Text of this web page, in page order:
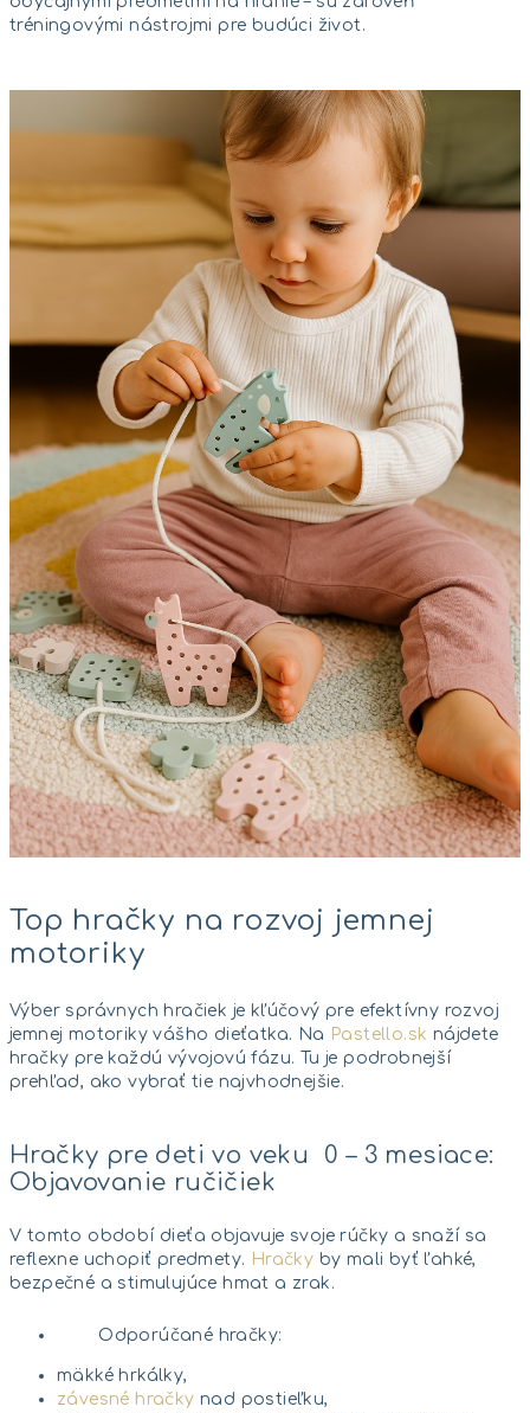
tréningovými nástrojmi pre budúci život.
Top hračky na rozvoj jemnej
motoriky
Výber správnych hračiek je kľúčový pre efektívny rozvoj
jemnej motoriky vášho dieťatka. Na Pastello.sk nájdete
hračky pre každú vývojovú fázu. Tu je podrobnejší
prehľad, ako vybrať tie najvhodnejšie.
Hračky pre deti vo veku 0 – 3 mesiace:
Objavovanie ručičiek
V tomto období dieťa objavuje svoje rúčky a snaží sa
reflexne uchopiť predmety. Hračky by mali byť ľahké,
bezpečné a stimulujúce hmat a zrak.
Odporúčané hračky:
mäkké hrkálky,
závesné hračky nad postieľku,